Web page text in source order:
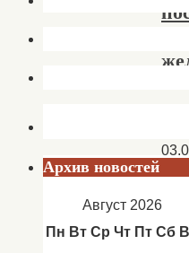
Архив новостей
Август 2026
Пн Вт Ср Чт Пт Сб